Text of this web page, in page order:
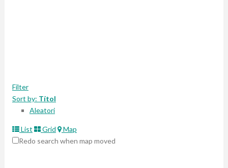
Filter
Sort by: Títol
Aleatori
List Grid
Map
Redo search when map moved